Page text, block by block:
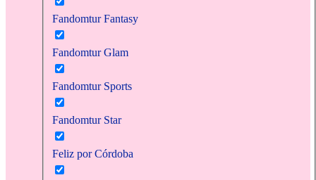
Fandomtur Fantasy
Fandomtur Glam
Fandomtur Sports
Fandomtur Star
Feliz por Córdoba